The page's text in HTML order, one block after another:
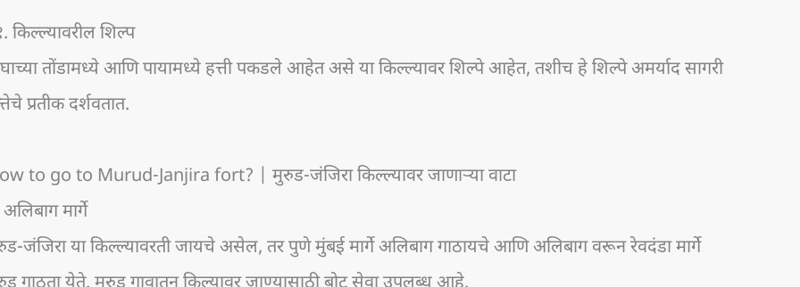
किल्ल्यावरील शिल्प
तोंडामध्ये आणि पायामध्ये हत्ती पकडले आहेत असे या किल्ल्यावर शिल्पे आहेत, तशीच हे शिल्पे अमर्याद सागरी
प्रतीक दर्शवतात.
to go to Murud-Janjira fort? | मुरुड-जंजिरा किल्ल्यावर जाणाऱ्या वाटा
मार्गे
जंजिरा या किल्ल्यावरती जायचे असेल, तर पुणे मुंबई मार्गे अलिबाग गाठायचे आणि अलिबाग वरून रेवदंडा मार्गे